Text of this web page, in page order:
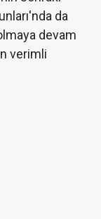
da
devam
verimli